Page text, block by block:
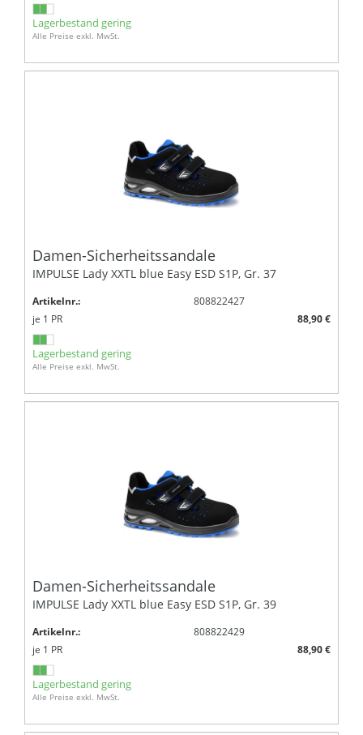
Lagerbestand gering
Alle Preise exkl. MwSt.
Damen-Sicherheitssandale
IMPULSE Lady XXTL blue Easy ESD S1P, Gr. 37
Artikelnr.:
808822427
je 1 PR 88,90 €
Lagerbestand gering
Alle Preise exkl. MwSt.
Damen-Sicherheitssandale
IMPULSE Lady XXTL blue Easy ESD S1P, Gr. 39
Artikelnr.:
808822429
je 1 PR 88,90 €
Lagerbestand gering
Alle Preise exkl. MwSt.